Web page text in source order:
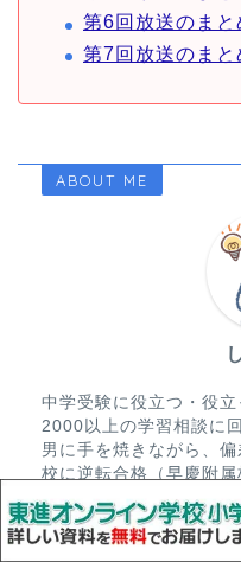
第6回放送のまと
第7回放送のまと
ABOUT ME
中学受験に役立つ・役
2000以上の学習相談に
男に手を焼きながら、
校に逆転合格（早慶附
へ合格（神奈川御三家
Twitter5000人フォロワ